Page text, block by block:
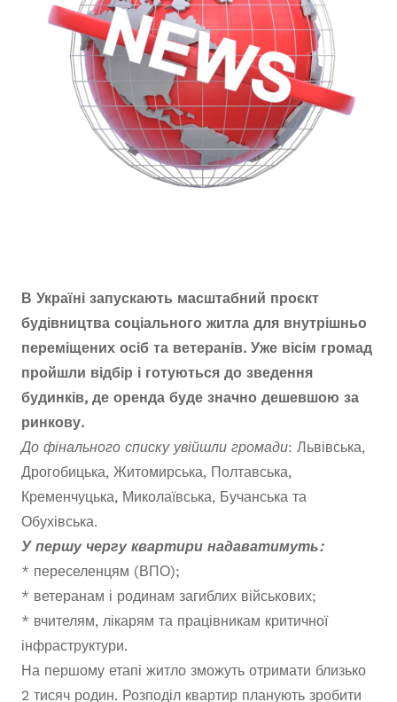
В Україні запускають масштабний проєкт
будівництва соціального житла для внутрішньо
переміщених осіб та ветеранів. Уже вісім громад
пройшли відбір і готуються до зведення
будинків, де оренда буде значно дешевшою за
ринкову.
До фінального списку увійшли громади: Львівська,
Дрогобицька, Житомирська, Полтавська,
Кременчуцька, Миколаївська, Бучанська та
Обухівська.
У першу чергу квартири надаватимуть:
* переселенцям (ВПО);
* ветеранам і родинам загиблих військових;
* вчителям, лікарям та працівникам критичної
інфраструктури.
На першому етапі житло зможуть отримати близько
2 тисяч родин. Розподіл квартир планують зробити